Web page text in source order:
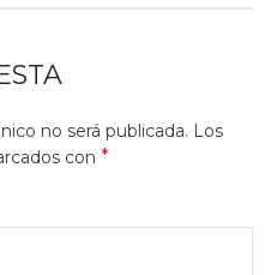
no será publicada. Los
con *